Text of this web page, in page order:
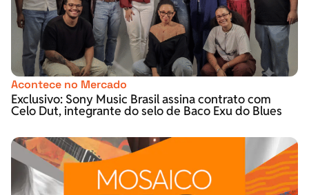
Acontece no Mercado
Exclusivo: Sony Music Brasil assina contrato com
Celo Dut, integrante do selo de Baco Exu do Blues